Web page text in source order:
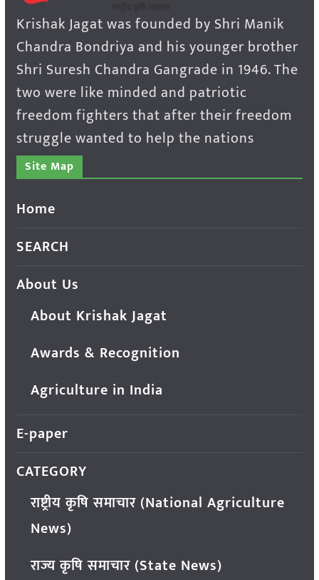
Krishak Jagat was founded by Shri Manik
Chandra Bondriya and his younger brother
Shri Suresh Chandra Gangrade in 1946. The
two were like minded and patriotic
freedom fighters that after their freedom
struggle wanted to help the nations
Site Map
Home
SEARCH
About Us
About Krishak Jagat
Awards & Recognition
Agriculture in India
E-paper
CATEGORY
राष्ट्रीय कृषि समाचार (National Agriculture
News)
राज्य कृषि समाचार (State News)